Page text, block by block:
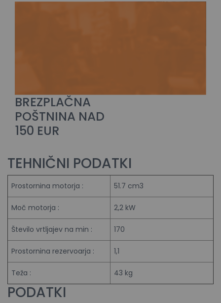
BREZPLAČNA
POŠTNINA NAD
150 EUR
TEHNIČNI PODATKI
Prostornina motorja : 51.7 cm3
Moč motorja : 2,2 kW
Število vrtljajev na min : 170
Prostornina rezervoarja : 1,1
Teža : 43 kg
PODATKI